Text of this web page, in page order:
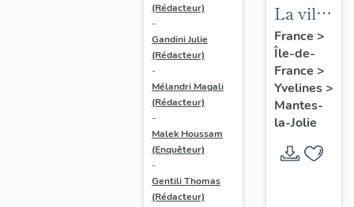
(Rédacteur)
-
Gandini Julie
(Rédacteur)
-
Mélandri Magali
(Rédacteur)
-
Malek Houssam
(Enquêteur)
-
Gentili Thomas
(Rédacteur)
La ville
de
Mantes-
la-Jolie
France >
Île-de-
France >
Yvelines>
Mantes-
la-Jolie